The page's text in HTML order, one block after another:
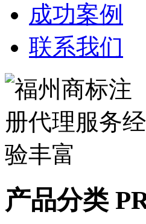
成功案例
联系我们
产品分类